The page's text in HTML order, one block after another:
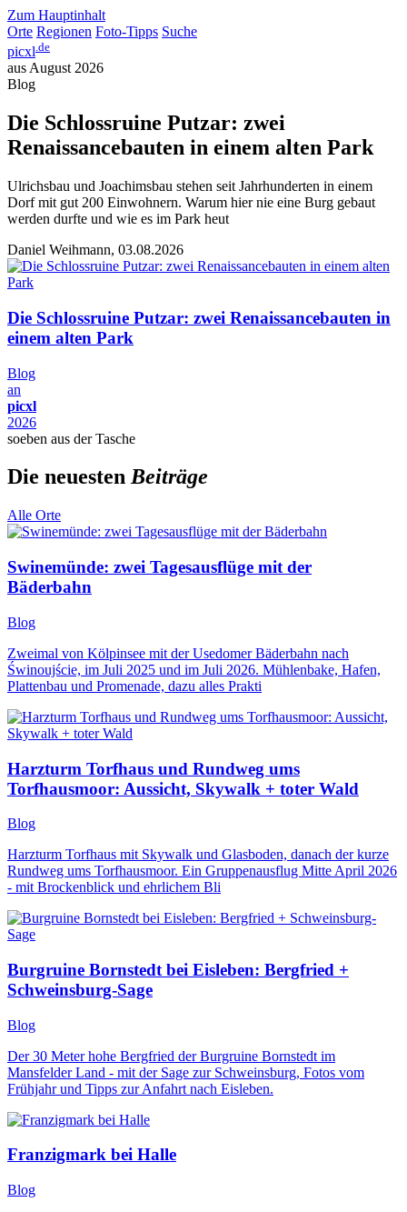
Zum Hauptinhalt
Orte Regionen Foto-Tipps Suche
picxl.de
aus August 2026
Blog
Die Schlossruine Putzar: zwei
Renaissancebauten in einem alten Park
Ulrichsbau und Joachimsbau stehen seit Jahrhunderten in einem
Dorf mit gut 200 Einwohnern. Warum hier nie eine Burg gebaut
werden durfte und wie es im Park heut
Daniel Weihmann, 03.08.2026
Die Schlossruine Putzar: zwei Renaissancebauten in
einem alten Park
Blog
an
picxl
2026
soeben aus der Tasche
Die neuestenBeiträge
Alle Orte
Swinemünde: zwei Tagesausflüge mit der
Bäderbahn
Blog
Zweimal von Kölpinsee mit der Usedomer Bäderbahn nach
Świnoujście, im Juli 2025 und im Juli 2026. Mühlenbake, Hafen,
Plattenbau und Promenade, dazu alles Prakti
Harzturm Torfhaus und Rundweg ums
Torfhausmoor: Aussicht, Skywalk + toter Wald
Blog
Harzturm Torfhaus mit Skywalk und Glasboden, danach der kurze
Rundweg ums Torfhausmoor. Ein Gruppenausflug Mitte April 2026
- mit Brockenblick und ehrlichem Bli
Burgruine Bornstedt bei Eisleben: Bergfried +
Schweinsburg-Sage
Blog
Der 30 Meter hohe Bergfried der Burgruine Bornstedt im
Mansfelder Land - mit der Sage zur Schweinsburg, Fotos vom
Frühjahr und Tipps zur Anfahrt nach Eisleben.
Franzigmark bei Halle
Blog